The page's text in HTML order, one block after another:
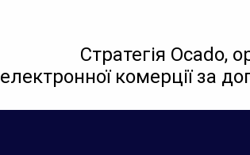
Стратегія Ocado,
електронної комерції за